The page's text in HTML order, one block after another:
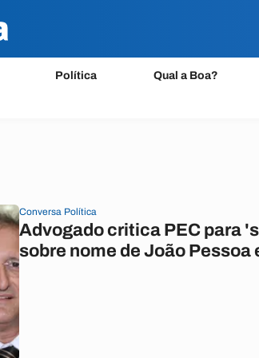
Política Qual a Boa?
Conversa Política
Advogado critica PEC para
sobre nome de João Pessoa